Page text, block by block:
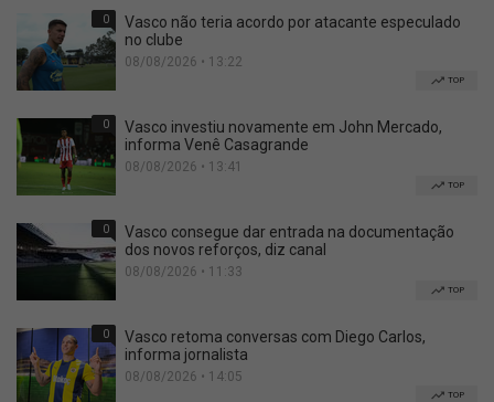
0
Vasco não teria acordo por atacante especulado
no clube
08/08/2026 • 13:22
TOP
0
Vasco investiu novamente em John Mercado,
informa Venê Casagrande
08/08/2026 • 13:41
TOP
0
Vasco consegue dar entrada na documentação
dos novos reforços, diz canal
08/08/2026 • 11:33
TOP
0
Vasco retoma conversas com Diego Carlos,
informa jornalista
08/08/2026 • 14:05
TOP